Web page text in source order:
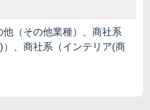
（その他業種）、商社系
）、商社系（インテリア(商